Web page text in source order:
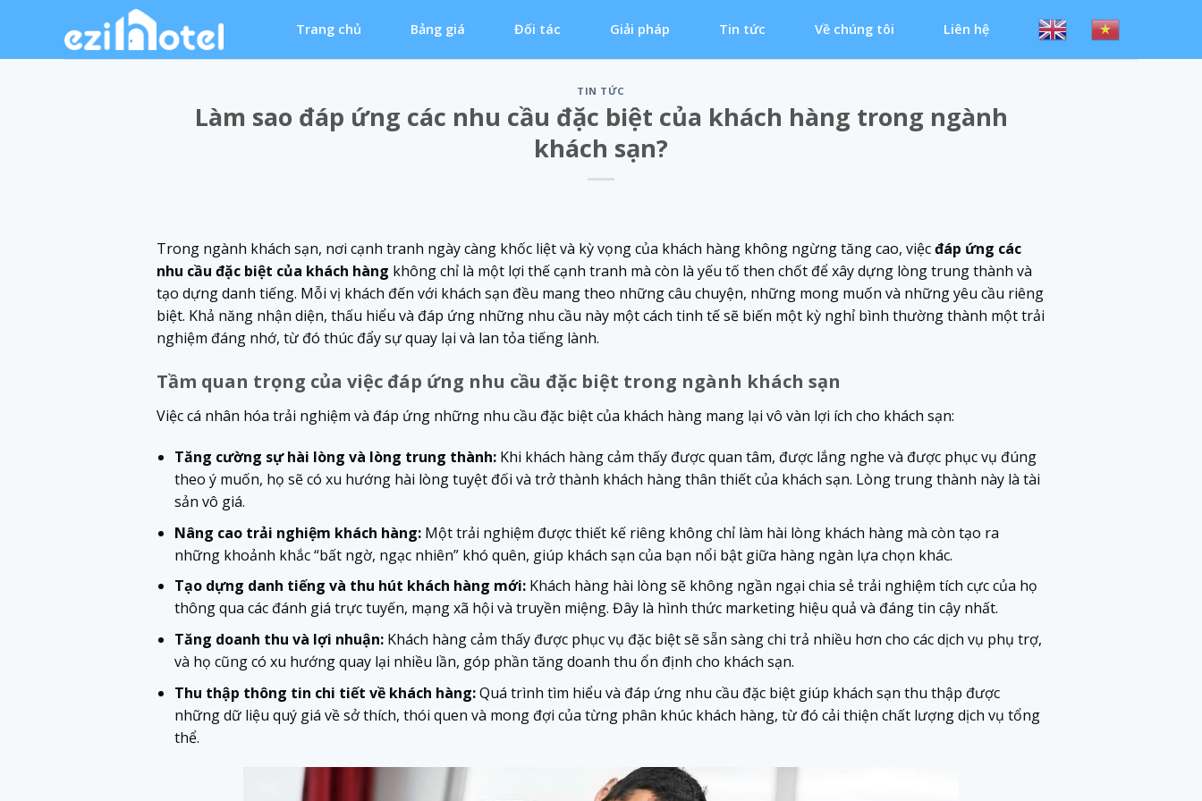
content
Trang chủ Bảng giá Đối tác Giải pháp Tin tức Về chúng tôi Liên hệ
TIN TỨC
Làm sao đáp ứng các nhu cầu đặc biệt của khách hàng trong ngành
khách sạn?
Trong ngành khách sạn, nơi cạnh tranh ngày càng khốc liệt và kỳ vọng của khách hàng không ngừng tăng cao, việcđáp ứng các
nhu cầu đặc biệt của khách hàng không chỉ là một lợi thế cạnh tranh mà còn là yếu tố then chốt để xây dựng lòng trung thành và
tạo dựng danh tiếng. Mỗi vị khách đến với khách sạn đều mang theo những câu chuyện, những mong muốn và những yêu cầu riêng
biệt. Khả năng nhận diện, thấu hiểu và đáp ứng những nhu cầu này một cách tinh tế sẽ biến một kỳ nghỉ bình thường thành một trải
nghiệm đáng nhớ, từ đó thúc đẩy sự quay lại và lan tỏa tiếng lành.
Tầm quan trọng của việc đáp ứng nhu cầu đặc biệt trong ngành khách sạn
Việc cá nhân hóa trải nghiệm và đáp ứng những nhu cầu đặc biệt của khách hàng mang lại vô vàn lợi ích cho khách sạn:
Tăng cường sự hài lòng và lòng trung thành: Khi khách hàng cảm thấy được quan tâm, được lắng nghe và được phục vụ đúng
theo ý muốn, họ sẽ có xu hướng hài lòng tuyệt đối và trở thành khách hàng thân thiết của khách sạn. Lòng trung thành này là tài
sản vô giá.
Nâng cao trải nghiệm khách hàng: Một trải nghiệm được thiết kế riêng không chỉ làm hài lòng khách hàng mà còn tạo ra
những khoảnh khắc “bất ngờ, ngạc nhiên” khó quên, giúp khách sạn của bạn nổi bật giữa hàng ngàn lựa chọn khác.
Tạo dựng danh tiếng và thu hút khách hàng mới: Khách hàng hài lòng sẽ không ngần ngại chia sẻ trải nghiệm tích cực của họ
thông qua các đánh giá trực tuyến, mạng xã hội và truyền miệng. Đây là hình thức marketing hiệu quả và đáng tin cậy nhất.
Tăng doanh thu và lợi nhuận: Khách hàng cảm thấy được phục vụ đặc biệt sẽ sẵn sàng chi trả nhiều hơn cho các dịch vụ phụ trợ,
và họ cũng có xu hướng quay lại nhiều lần, góp phần tăng doanh thu ổn định cho khách sạn.
Thu thập thông tin chi tiết về khách hàng:Quá trình tìm hiểu và đáp ứng nhu cầu đặc biệt giúp khách sạn thu thập được
những dữ liệu quý giá về sở thích, thói quen và mong đợi của từng phân khúc khách hàng, từ đó cải thiện chất lượng dịch vụ tổng
thể.